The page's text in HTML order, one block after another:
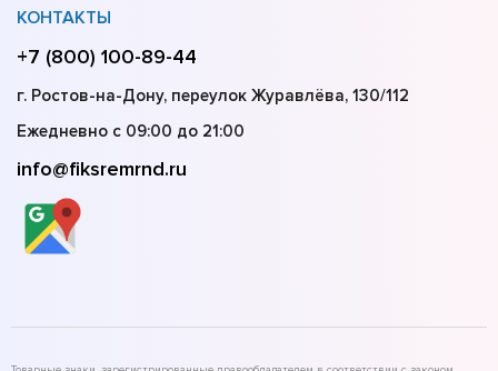
КОНТАКТЫ
+7 (800) 100-89-44
г. Ростов-на-Дону, переулок Журавлёва, 130/112
Ежедневно с 09:00 до 21:00
info@fiksremrnd.ru